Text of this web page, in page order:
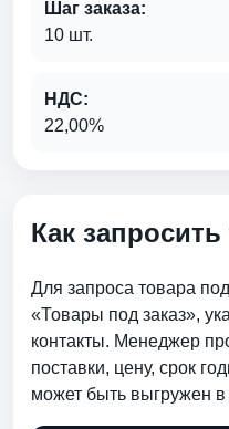
Шаг заказа:
10 шт.
НДС:
22,00%
Как
Для запроса товара
«Товары под заказ»,
контакты. Менеджер
поставки, цену, срок
может быть выгружен в